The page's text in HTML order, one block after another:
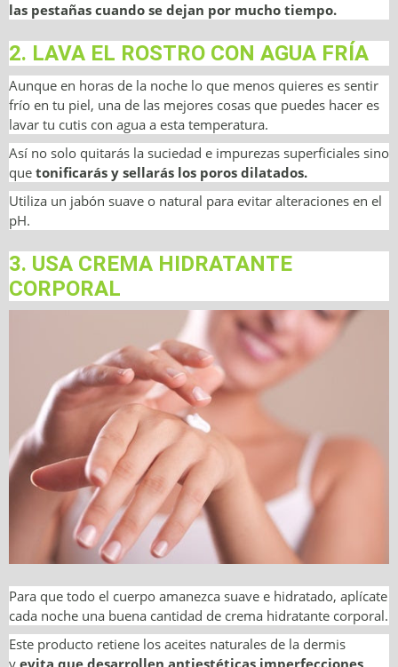
P
l
U
n
m
u
las pestañas cuando se dejan por mucho tiempo.
2. LAVA EL ROSTRO CON AGUA FRÍA
Aunque en horas de la noche lo que menos quieres es sentir
frío en tu piel, una de las mejores cosas que puedes hacer es
lavar tu cutis con agua a esta temperatura.
Así no solo quitarás la suciedad e impurezas superficiales sino
que tonificarás y sellarás los poros dilatados.
Utiliza un jabón suave o natural para evitar alteraciones en el
pH.
3. USA CREMA HIDRATANTE
CORPORAL
Para que todo el cuerpo amanezca suave e hidratado, aplícate
cada noche una buena cantidad de crema hidratante corporal.
Este producto retiene los aceites naturales de la dermis